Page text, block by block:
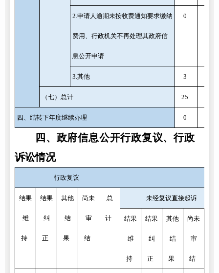
2.申请人逾期未按收费通知要求缴纳
费用、行政机关不再处理其政府信
息公开申请
0
3.其他 3
（七）总计 25
四、结转下年度继续办理 0
四、政府信息公开行政复议、行政
诉讼情况
行政复议
结果
维
持
结果
纠
正
其他
结
果
尚未
审
结
总
计
未经复议直接起诉
结果
维
持
结果
纠
正
其他
结
果
尚未
审
结